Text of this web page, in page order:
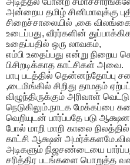
அன்றைய தமிழ் சினிமாவுக்கு
சிறைச்சாலையில் ,கை
உடைப்பது, வீரர்களின்
உதைப்பதில் ஒரு லாவகம்,
எம்பி உதைப்பது என்று நிறைய
பிசிறடிக்காத காட்சிகள் அவை.
பாபு படத்தில் தென்னந்தோப்பு
,டைமிங்கில் சிறிது தாமதம்
விழுந்திருக்கும் அரிவாள்
நெடுகிலும்.நாடக மேக்கப்பை
வெறியுடன் பார்ப்பதே படு
போல் மாறி மாறி காலை
காட்சி ஆக்ஷன்
அடிகளும் நிஜசண்டையை
சரித்திர படங்களை பொறுத்த